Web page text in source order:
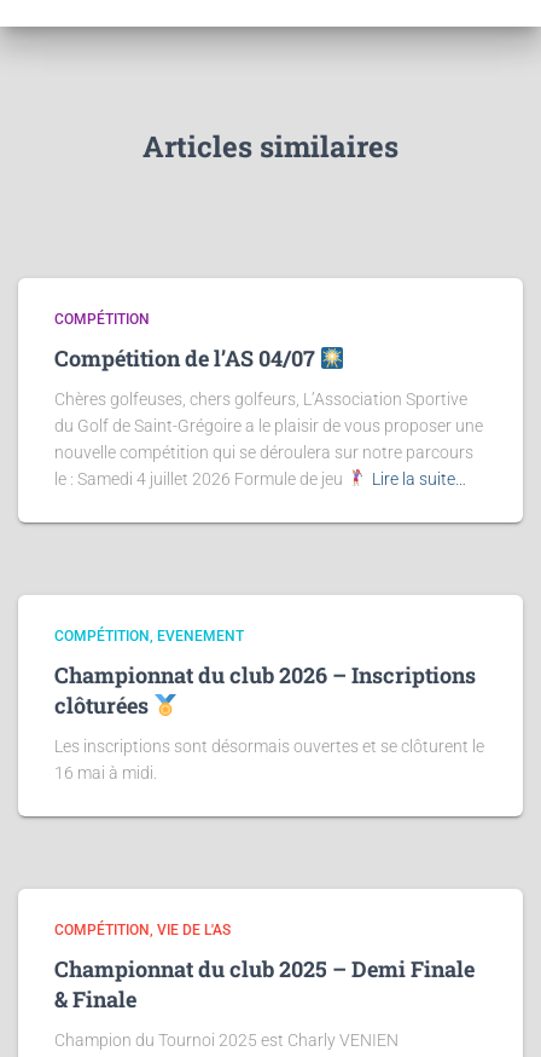
Articles similaires
COMPÉTITION
Compétition de l’AS 04/07
Chères golfeuses, chers golfeurs, L’Association Sportive
du Golf de Saint-Grégoire a le plaisir de vous proposer une
nouvelle compétition qui se déroulera sur notre parcours
le : Samedi 4 juillet 2026 Formule de jeu
Lire la suite…
COMPÉTITION EVENEMENT
Championnat du club 2026 – Inscriptions
clôturées
Les inscriptions sont désormais ouvertes et se clôturent le
16 mai à midi.
COMPÉTITION VIE DE L'AS
Championnat du club 2025 – Demi Finale
& Finale
Champion du Tournoi 2025 est Charly VENIEN